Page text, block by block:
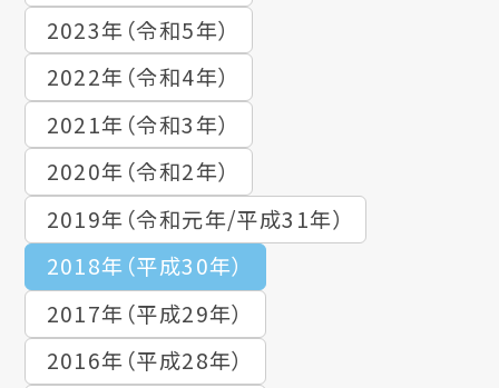
2023年（令和5年）
2022年（令和4年）
2021年（令和3年）
2020年（令和2年）
2019年（令和元年/平成31年）
2018年（平成30年）
2017年（平成29年）
2016年（平成28年）